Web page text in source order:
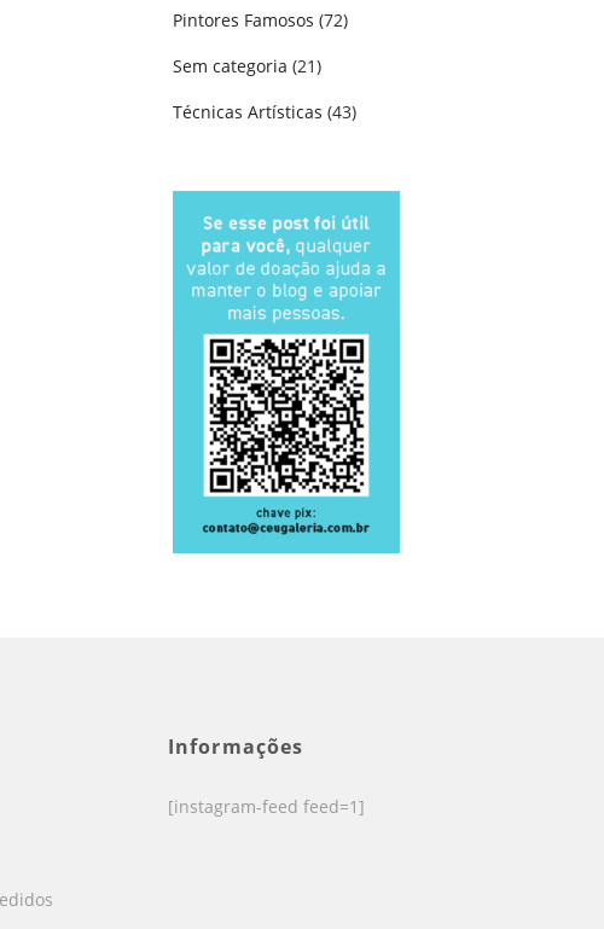
Pintores Famosos (72)
Sem categoria (21)
Técnicas Artísticas (43)
Informações
[instagram-feed feed=1]